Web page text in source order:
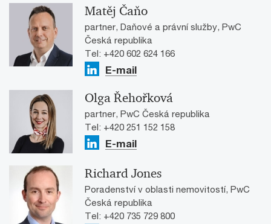
Matěj Čaňo
partner, Daňové a právní služby, PwC
Česká republika
Tel: +420 602 624 166
E-mail
Olga Řehořková
partner, PwC Česká republika
Tel: +420 251 152 158
E-mail
Richard Jones
Poradenství v oblasti nemovitostí, PwC
Česká republika
Tel: +420 735 729 800